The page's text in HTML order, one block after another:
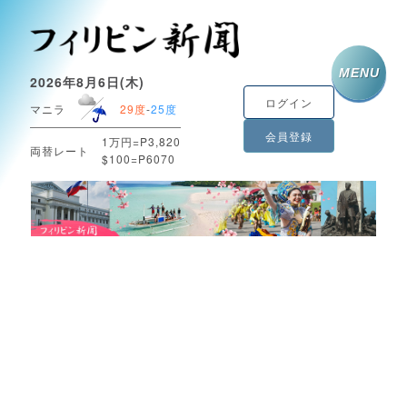
2026年8月6日(木)
マニラ 29度-25度
両替レート
1万円=P3,820
$100=P6070
ログイン
会員登録
MENU